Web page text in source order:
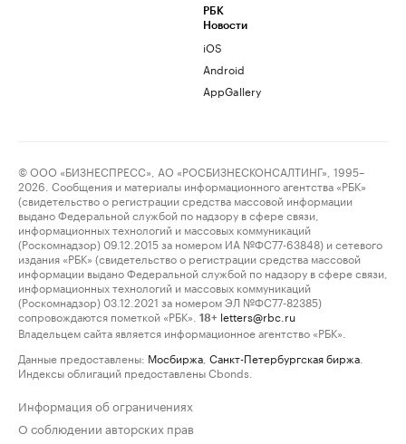
РБК
Новости
iOS
Android
AppGallery
© ООО «БИЗНЕСПРЕСС», АО «РОСБИЗНЕСКОНСАЛТИНГ», 1995–
2026. Сообщения и материалы информационного агентства «РБК»
(свидетельство о регистрации средства массовой информации
выдано Федеральной службой по надзору в сфере связи,
информационных технологий и массовых коммуникаций
(Роскомнадзор) 09.12.2015 за номером ИА №ФС77-63848) и сетевого
издания «РБК» (свидетельство о регистрации средства массовой
информации выдано Федеральной службой по надзору в сфере связи,
информационных технологий и массовых коммуникаций
(Роскомнадзор) 03.12.2021 за номером ЭЛ №ФС77-82385)
сопровождаются пометкой «РБК».
18+ letters@rbc.ru
Владельцем сайта является информационное агентство «РБК».
Данные предоставлены: Мосбиржа Санкт-Петербургская биржа
Индексы облигаций предоставлены Cbonds.
Информация об ограничениях
О соблюдении авторских прав